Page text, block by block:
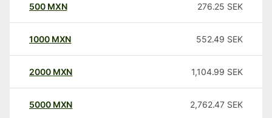
500 MXN 276.25 SEK
1000 MXN 552.49 SEK
2000 MXN 1,104.99 SEK
5000 MXN 2,762.47 SEK